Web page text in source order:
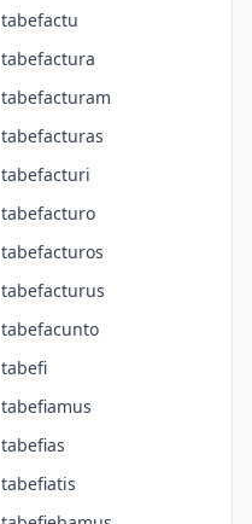
tabefactu
tabefactura
tabefacturam
tabefacturas
tabefacturi
tabefacturo
tabefacturos
tabefacturus
tabefacunto
tabefi
tabefiamus
tabefias
tabefiatis